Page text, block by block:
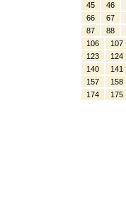
45
46
66
67
87
88
106
107
123
124
140
141
157
158
174
175